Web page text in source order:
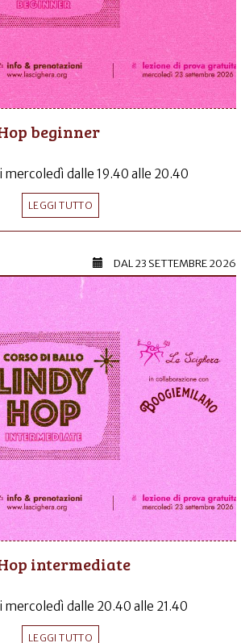
beginner
mercoledì dalle 19.40 alle 20.40
LEGGI TUTTO
DAL23 SETTEMBRE 2026
intermediate
mercoledì dalle 20.40 alle 21.40
LEGGI TUTTO